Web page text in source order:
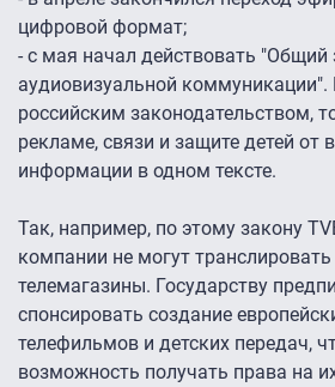
цифровой формат;
- с мая начал действовать "Общий
аудиовизуальной коммуникации".
российским законодательством,
рекламе, связи и защите детей от
информации в одном тексте.
Так, например, по этому закону
компании не могут
телемагазины. Государству
спонсировать создание
телефильмов и детских передач,
возможность получать права на